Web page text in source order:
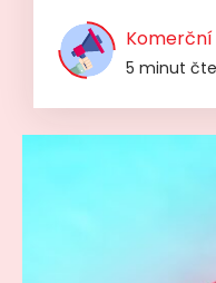
5 minut